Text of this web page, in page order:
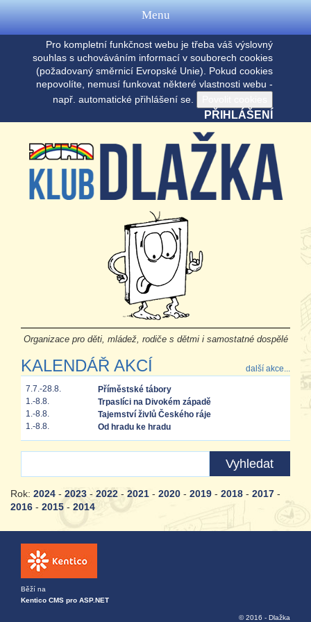
Pro kompletní funkčnost webu je třeba váš výslovný
souhlas s uchováváním informací v souborech cookies
(požadovaný směrnicí Evropské Unie). Pokud cookies
nepovolíte, nemusí funkovat některé vlastnosti webu -
např. automatické přihlášení se.
PŘIHLÁŠENÍ
Organizace pro děti, mládež, rodiče s dětmi i samostatné dospělé
KALENDÁŘ AKCÍ další akce...
7.7.-28.8.
Příměstské tábory
1.-8.8.
Trpaslíci na Divokém západě
1.-8.8.
Tajemství živlů Českého ráje
1.-8.8.
Od hradu ke hradu
Rok: 2024 - 2023 - 2022 - 2021 - 2020 - 2019 - 2018 - 2017 -
2016 - 2015 - 2014
Běží na
Kentico CMS pro ASP.NET
© 2016 - Dlažka